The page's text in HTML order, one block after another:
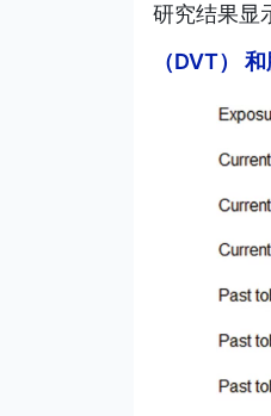
研究结果显
（DVT）